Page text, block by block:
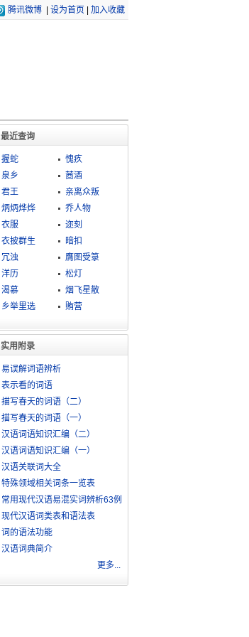
腾讯微博 设为首页 加入收藏
最近查询
握蛇
愧疚
泉乡
莤酒
君王
亲离众叛
炳炳烨烨
乔人物
衣服
迩刻
衣披群生
暗扣
冗浊
膺图受箓
洋历
松灯
渴慕
烟飞星散
乡举里选
贿营
实用附录
易误解词语辨析
表示看的词语
描写春天的词语（二）
描写春天的词语（一）
汉语词语知识汇编（二）
汉语词语知识汇编（一）
汉语关联词大全
特殊领域相关词条一览表
常用现代汉语易混实词辨析63例
现代汉语词类表和语法表
词的语法功能
汉语词典简介
更多...